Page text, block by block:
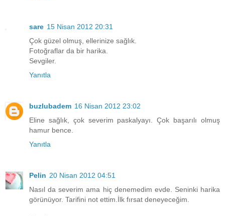
sare 15 Nisan 2012 20:31
Çok güzel olmuş, ellerinize sağlık.
Fotoğraflar da bir harika.
Sevgiler.
Yanıtla
buzlubadem 16 Nisan 2012 23:02
Eline sağlık, çok severim paskalyayı. Çok başarılı olmuş
hamur bence.
Yanıtla
Pelin 20 Nisan 2012 04:51
Nasıl da severim ama hiç denemedim evde. Seninki harika
görünüyor. Tarifini not ettim.İlk fırsat deneyeceğim.